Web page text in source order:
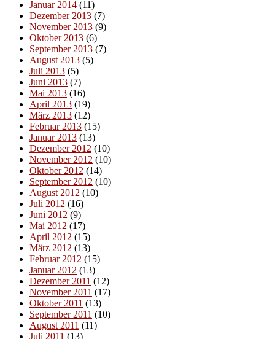
Januar 2014 (11)
Dezember 2013 (7)
November 2013 (9)
Oktober 2013 (6)
September 2013 (7)
August 2013 (5)
Juli 2013 (5)
Juni 2013 (7)
Mai 2013 (16)
April 2013 (19)
März 2013 (12)
Februar 2013 (15)
Januar 2013 (13)
Dezember 2012 (10)
November 2012 (10)
Oktober 2012 (14)
September 2012 (10)
August 2012 (10)
Juli 2012 (16)
Juni 2012 (9)
Mai 2012 (17)
April 2012 (15)
März 2012 (13)
Februar 2012 (15)
Januar 2012 (13)
Dezember 2011 (12)
November 2011 (17)
Oktober 2011 (13)
September 2011 (10)
August 2011 (11)
Juli 2011 (13)